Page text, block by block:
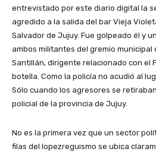
entrevistado por este diario digital la
agredido a la salida del bar Vieja
Salvador de Jujuy. Fue golpeado él y
ambos militantes del gremio municipal
Santillán, dirigente relacionado con el
botella. Como la policía no acudió al
Sólo cuando los agresores se
policial de la provincia de Jujuy.
No es la primera vez que un sector
filas del lopezreguismo se ubica